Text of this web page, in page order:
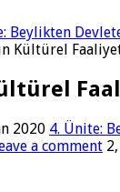
Beylikten
Kültürel
2020 4. Ünite:
a comment